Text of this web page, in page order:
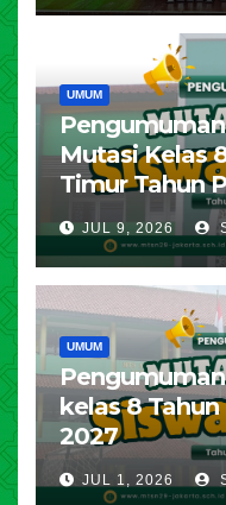
UMUM
Mutasi Kelas
Timur Tahun
JUL 9, 2026
UMUM
kelas 8 Tahun
2027
JUL 1, 2026